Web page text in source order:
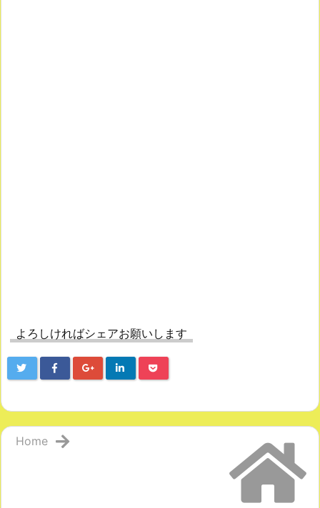
よろしければシェアお願いします
Home